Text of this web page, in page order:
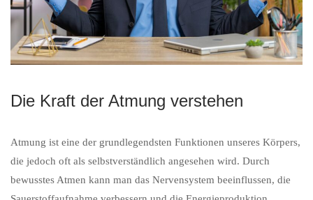
Die Kraft der Atmung verstehen
Atmung ist eine der grundlegendsten Funktionen unseres Körpers,
die jedoch oft als selbstverständlich angesehen wird. Durch
bewusstes Atmen kann man das Nervensystem beeinflussen, die